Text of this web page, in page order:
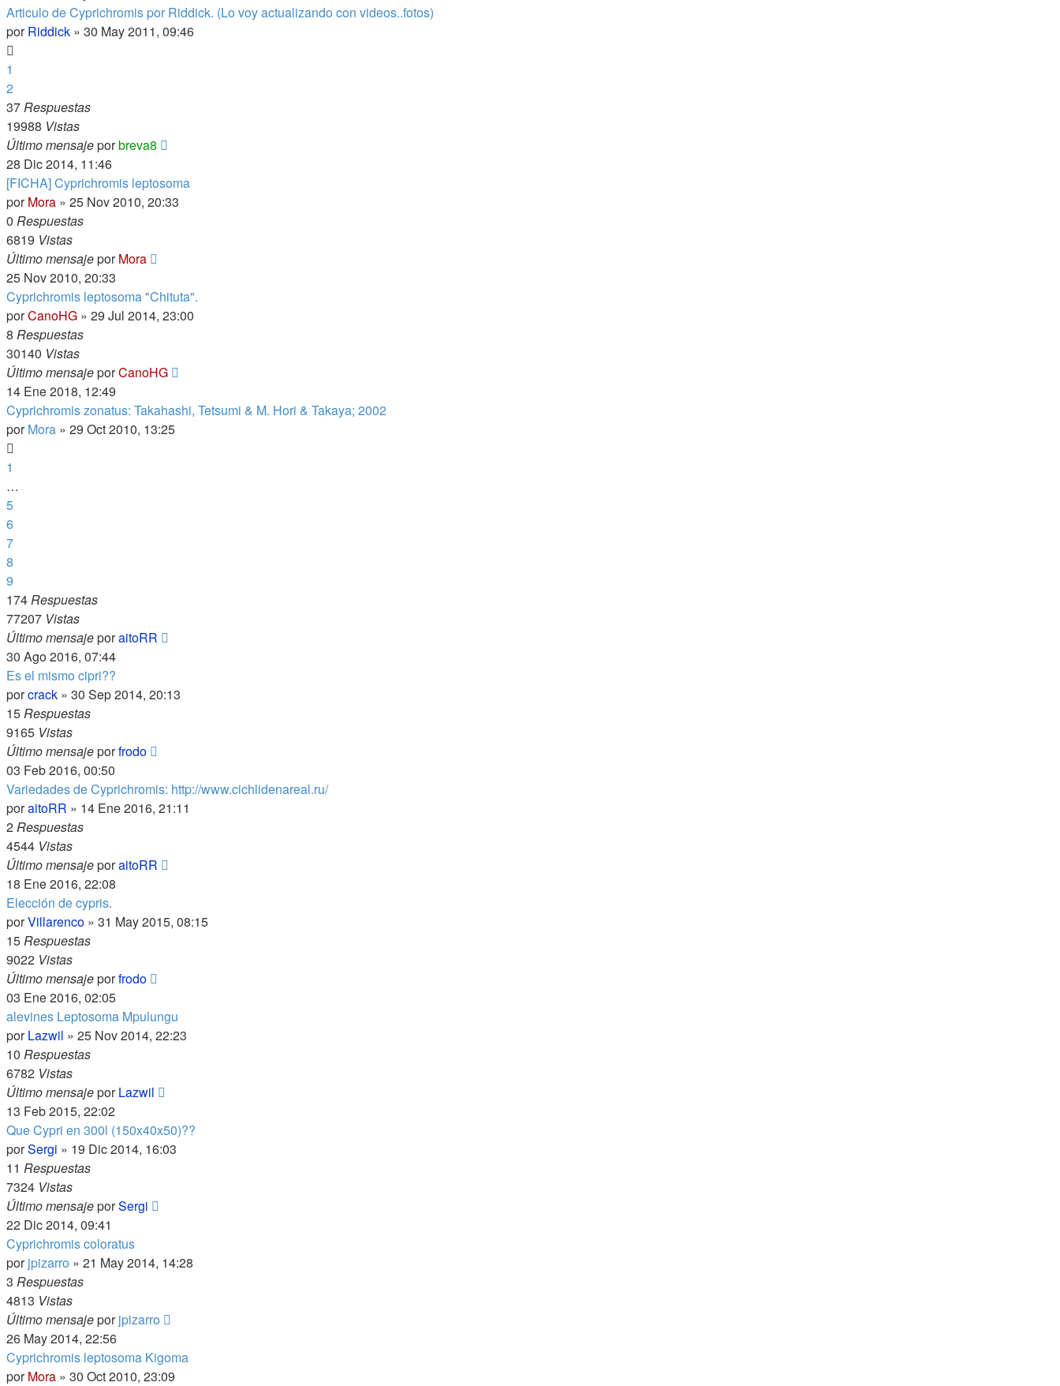
Articulo de Cyprichromis por Riddick. (Lo voy actualizando con videos..fotos)
porRiddick » 30 May 2011, 09:46
1
2
37Respuestas
19988 Vistas
Último mensajeporbreva8
28 Dic 2014, 11:46
[FICHA] Cyprichromis leptosoma
porMora » 25 Nov 2010, 20:33
0 Respuestas
6819 Vistas
Último mensajeporMora
25 Nov 2010, 20:33
Cyprichromis leptosoma "Chituta".
porCanoHG » 29 Jul 2014, 23:00
8 Respuestas
30140 Vistas
Último mensajeporCanoHG
14 Ene 2018, 12:49
Cyprichromis zonatus: Takahashi, Tetsumi & M. Hori & Takaya; 2002
porMora » 29 Oct 2010, 13:25
1
…
5
6
7
8
9
174Respuestas
77207 Vistas
Último mensajeporaitoRR
30 Ago 2016, 07:44
Es el mismo cipri??
porcrack » 30 Sep 2014, 20:13
15Respuestas
9165 Vistas
Último mensajeporfrodo
03 Feb 2016, 00:50
Variedades de Cyprichromis: http://www.cichlidenareal.ru/
poraitoRR » 14 Ene 2016, 21:11
2Respuestas
4544 Vistas
Último mensajeporaitoRR
18 Ene 2016, 22:08
Elección de cypris.
porVillarenco » 31 May 2015, 08:15
15Respuestas
9022 Vistas
Último mensajeporfrodo
03 Ene 2016, 02:05
alevines Leptosoma Mpulungu
porLazwil » 25 Nov 2014, 22:23
10 Respuestas
6782 Vistas
Último mensajeporLazwil
13 Feb 2015, 22:02
Que Cypri en 300l (150x40x50)??
porSergi » 19 Dic 2014, 16:03
11 Respuestas
7324 Vistas
Último mensajeporSergi
22 Dic 2014, 09:41
Cyprichromis coloratus
porjpizarro » 21 May 2014, 14:28
3 Respuestas
4813 Vistas
Último mensajeporjpizarro
26 May 2014, 22:56
Cyprichromis leptosoma Kigoma
porMora » 30 Oct 2010, 23:09